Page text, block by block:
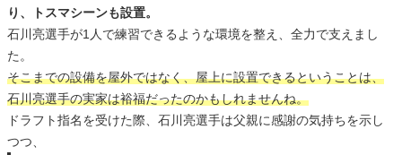
り、トスマシーンも設置。
石川亮選手が1人で練習できるような環境を整え、全力で支えまし
た。
そこまでの設備を屋外ではなく、屋上に設置できるということは、
石川亮選手の実家は裕福だったのかもしれませんね。
ドラフト指名を受けた際、石川亮選手は父親に感謝の気持ちを示し
つつ、